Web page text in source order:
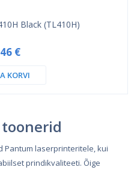
Black (TL410H)
€
KORVI
Pantum laserprinteritele, kui
prindikvaliteeti. Õige